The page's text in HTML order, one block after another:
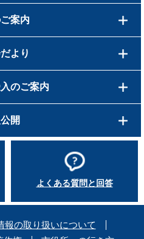
案内
より
のご案内
開
よくある質問と回答
報の取り扱いについて